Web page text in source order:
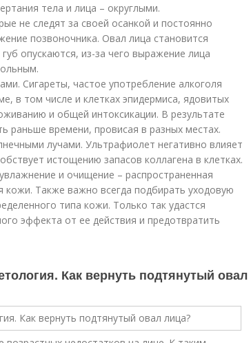
тела и лица – округлыми.
не следят за своей осанкой и постоянно
позвоночника. Овал лица становится
опускаются, из-за чего выражение лица
Сигареты, частое употребление алкоголя
в том числе и клетках эпидермиса, ядовитых
и общей интоксикации. В результате
раньше времени, провисая в разных местах.
лучами. Ультрафиолет негативно влияет
истощению запасов коллагена в клетках.
и очищение – распространенная
кожи. Также важно всегда подбирать уходовую
типа кожи. Только так удастся
эффекта от ее действия и предотвратить
Как вернуть подтянутый овал